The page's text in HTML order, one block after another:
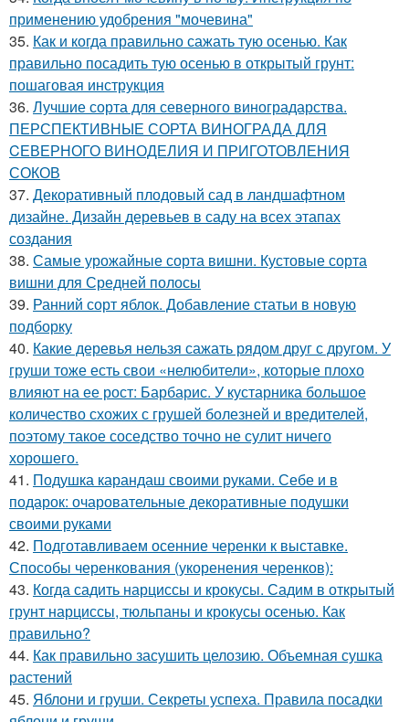
применению удобрения "мочевина"
35. Как и когда правильно сажать тую осенью. Как
правильно посадить тую осенью в открытый грунт:
пошаговая инструкция
36. Лучшие сорта для северного виноградарства.
ПЕРСПЕКТИВНЫЕ СОРТА ВИНОГРАДА ДЛЯ
CЕВЕРНОГО ВИНОДЕЛИЯ И ПРИГОТОВЛЕНИЯ
СОКОВ
37. Декоративный плодовый сад в ландшафтном
дизайне. Дизайн деревьев в саду на всех этапах
создания
38. Самые урожайные сорта вишни. Кустовые сорта
вишни для Средней полосы
39. Ранний сорт яблок. Добавление статьи в новую
подборку
40. Какие деревья нельзя сажать рядом друг с другом. У
груши тоже есть свои «нелюбители», которые плохо
влияют на ее рост: Барбарис. У кустарника большое
количество схожих с грушей болезней и вредителей,
поэтому такое соседство точно не сулит ничего
хорошего.
41. Подушка карандаш своими руками. Себе и в
подарок: очаровательные декоративные подушки
своими руками
42. Подготавливаем осенние черенки к выставке.
Способы черенкования (укоренения черенков):
43. Когда садить нарциссы и крокусы. Садим в открытый
грунт нарциссы, тюльпаны и крокусы осенью. Как
правильно?
44. Как правильно засушить целозию. Объемная сушка
растений
45. Яблони и груши. Секреты успеха. Правила посадки